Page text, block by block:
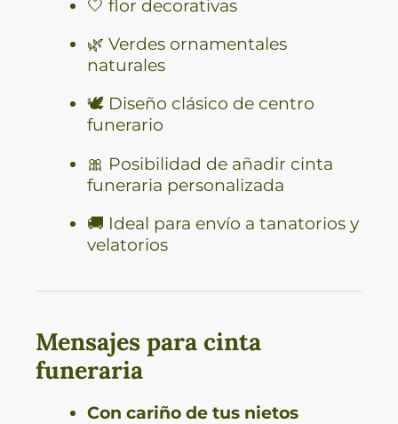
🤍 flor decorativas
🌿 Verdes ornamentales
naturales
🕊️ Diseño clásico de centro
funerario
🎀 Posibilidad de añadir cinta
funeraria personalizada
🚚 Ideal para envío a tanatorios y
velatorios
Mensajes para cinta
funeraria
Con cariño de tus nietos